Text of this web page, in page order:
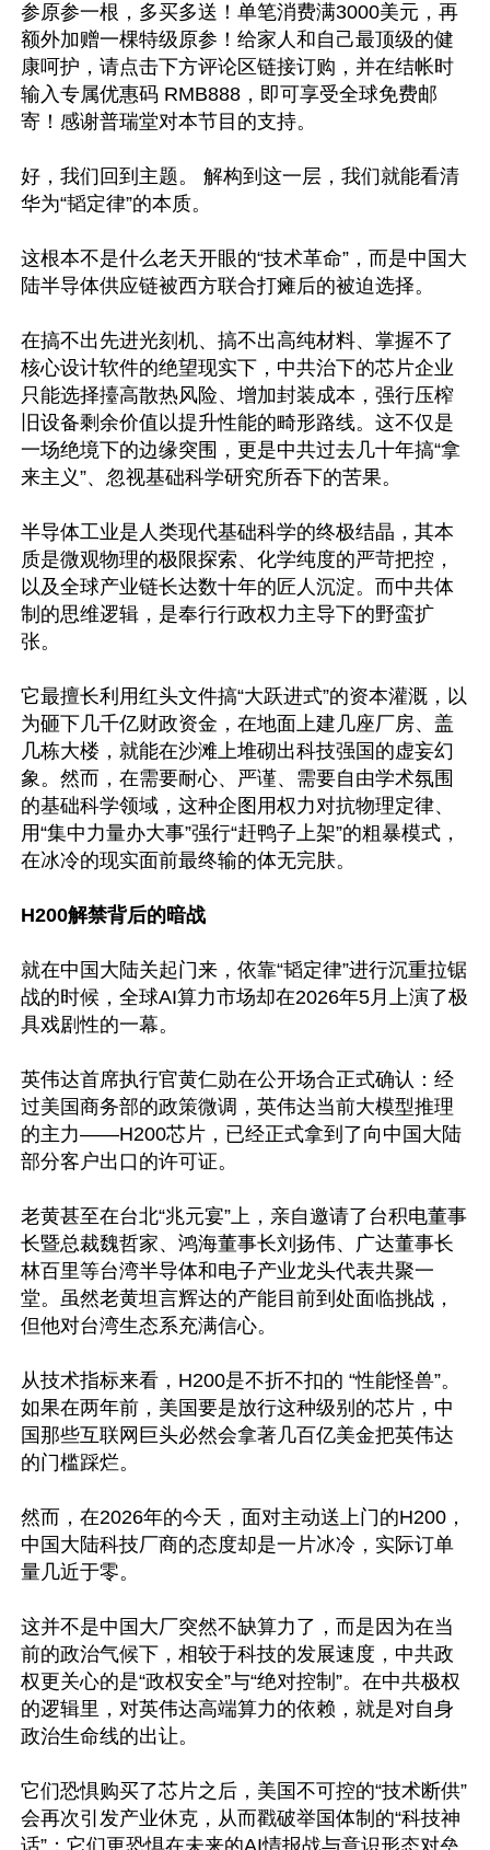
参原参一根，多买多送！单笔消费满3000美元，再
额外加赠一棵特级原参！给家人和自己最顶级的健
康呵护，请点击下方评论区链接订购，并在结帐时
输入专属优惠码 RMB888，即可享受全球免费邮
寄！感谢普瑞堂对本节目的支持。
好，我们回到主题。 解构到这一层，我们就能看清
华为“韬定律”的本质。
这根本不是什么老天开眼的“技术革命”，而是中国大
陆半导体供应链被西方联合打瘫后的被迫选择。
在搞不出先进光刻机、搞不出高纯材料、掌握不了
核心设计软件的绝望现实下，中共治下的芯片企业
只能选择擡高散热风险、增加封装成本，强行压榨
旧设备剩余价值以提升性能的畸形路线。这不仅是
一场绝境下的边缘突围，更是中共过去几十年搞“拿
来主义”、忽视基础科学研究所吞下的苦果。
半导体工业是人类现代基础科学的终极结晶，其本
质是微观物理的极限探索、化学纯度的严苛把控，
以及全球产业链长达数十年的匠人沉淀。而中共体
制的思维逻辑，是奉行行政权力主导下的野蛮扩
张。
它最擅长利用红头文件搞“大跃进式”的资本灌溉，以
为砸下几千亿财政资金，在地面上建几座厂房、盖
几栋大楼，就能在沙滩上堆砌出科技强国的虚妄幻
象。然而，在需要耐心、严谨、需要自由学术氛围
的基础科学领域，这种企图用权力对抗物理定律、
用“集中力量办大事”强行“赶鸭子上架”的粗暴模式，
在冰冷的现实面前最终输的体无完肤。
H200解禁背后的暗战
就在中国大陆关起门来，依靠“韬定律”进行沉重拉锯
战的时候，全球AI算力市场却在2026年5月上演了极
具戏剧性的一幕。
英伟达首席执行官黄仁勋在公开场合正式确认：经
过美国商务部的政策微调，英伟达当前大模型推理
的主力——H200芯片，已经正式拿到了向中国大陆
部分客户出口的许可证。
老黄甚至在台北“兆元宴”上，亲自邀请了台积电董事
长暨总裁魏哲家、鸿海董事长刘扬伟、广达董事长
林百里等台湾半导体和电子产业龙头代表共聚一
堂。虽然老黄坦言辉达的产能目前到处面临挑战，
但他对台湾生态系充满信心。
从技术指标来看，H200是不折不扣的 “性能怪兽”。
如果在两年前，美国要是放行这种级别的芯片，中
国那些互联网巨头必然会拿著几百亿美金把英伟达
的门槛踩烂。
然而，在2026年的今天，面对主动送上门的H200，
中国大陆科技厂商的态度却是一片冰冷，实际订单
量几近于零。
这并不是中国大厂突然不缺算力了，而是因为在当
前的政治气候下，相较于科技的发展速度，中共政
权更关心的是“政权安全”与“绝对控制”。在中共极权
的逻辑里，对英伟达高端算力的依赖，就是对自身
政治生命线的出让。
它们恐惧购买了芯片之后，美国不可控的“技术断供”
会再次引发产业休克，从而戳破举国体制的“科技神
话”；它们更恐惧在未来的AI情报战与意识形态对垒